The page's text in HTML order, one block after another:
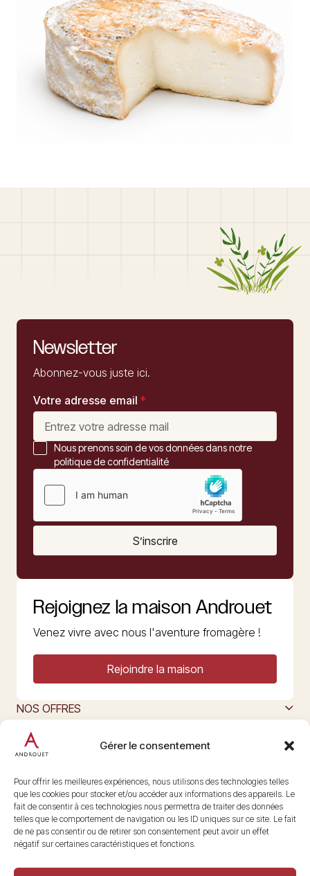
Gérer le consentement
Pour offrir les meilleures expériences, nous utilisons des technologies telles
que les cookies pour stocker et/ou accéder aux informations des appareils. Le
fait de consentir à ces technologies nous permettra de traiter des données
telles que le comportement de navigation ou les ID uniques sur ce site. Le fait
de ne pas consentir ou de retirer son consentement peut avoir un effet
négatif sur certaines caractéristiques et fonctions.
Newsletter
Abonnez-vous juste ici.
Votre adresse email *
Nous prenons soin de vos données dans notre
politique de confidentialité
S’inscrire
Rejoignez la maison Androuet
Venez vivre avec nous l'aventure fromagère !
Rejoindre la maison
NOS OFFRES
L’ART DU FROMAGE
Nous suivre
@maisonandrouet
Copyright © 2026 Androuet
Site parMake the Grade